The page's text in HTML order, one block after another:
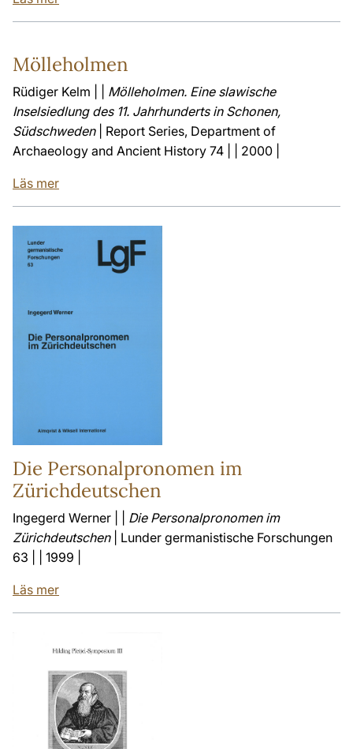
Mölleholmen
Rüdiger Kelm | | Mölleholmen. Eine slawische
Inselsiedlung des 11. Jahrhunderts in Schonen,
Südschweden| Report Series, Department of
Archaeology and Ancient History 74 | | 2000 |
Läs mer
Die Personalpronomen im
Zürichdeutschen
Ingegerd Werner | | Die Personalpronomen im
Zürichdeutschen| Lunder germanistische Forschungen
63 | | 1999 |
Läs mer